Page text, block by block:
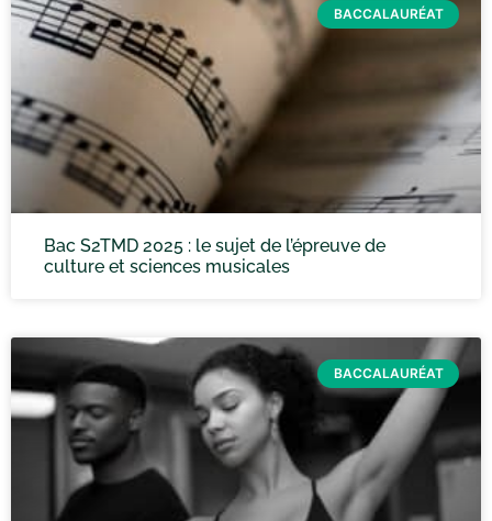
BACCALAURÉAT
Bac S2TMD 2025 : le sujet de l’épreuve de
culture et sciences musicales
BACCALAURÉAT